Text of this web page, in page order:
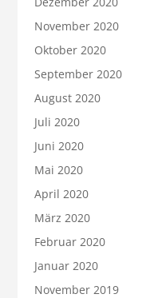
November 2020
Oktober 2020
September 2020
August 2020
Juli 2020
Juni 2020
Mai 2020
April 2020
März 2020
Februar 2020
Januar 2020
November 2019